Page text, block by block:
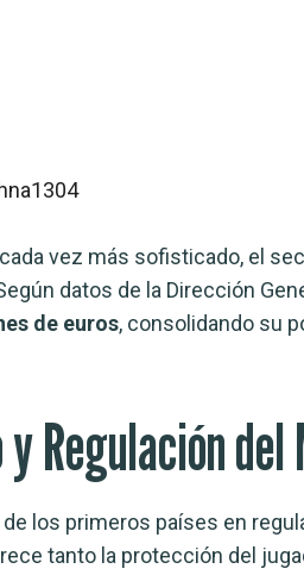
vez más sofisticado, el
datos de la Dirección
de euros, consolidando su
Regulación del
los primeros países en
tanto la protección del